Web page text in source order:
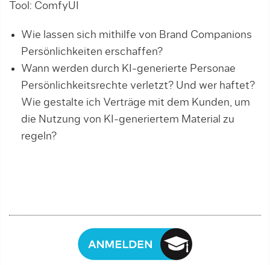
Tool: ComfyUI
Wie lassen sich mithilfe von Brand Companions
Persönlichkeiten erschaffen?
Wann werden durch KI-generierte Personae
Persönlichkeitsrechte verletzt? Und wer haftet?
Wie gestalte ich Verträge mit dem Kunden, um
die Nutzung von KI-generiertem Material zu
regeln?